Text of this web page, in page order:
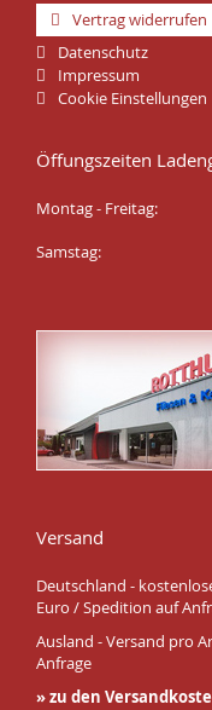
Vertrag widerrufen
Datenschutz
Impressum
Cookie Einstellungen
Öffungszeiten
Montag - Freitag:
Samstag:
Versand
Deutschland -
Euro / Spedition auf
Ausland - Versand pro
Anfrage
» zu den